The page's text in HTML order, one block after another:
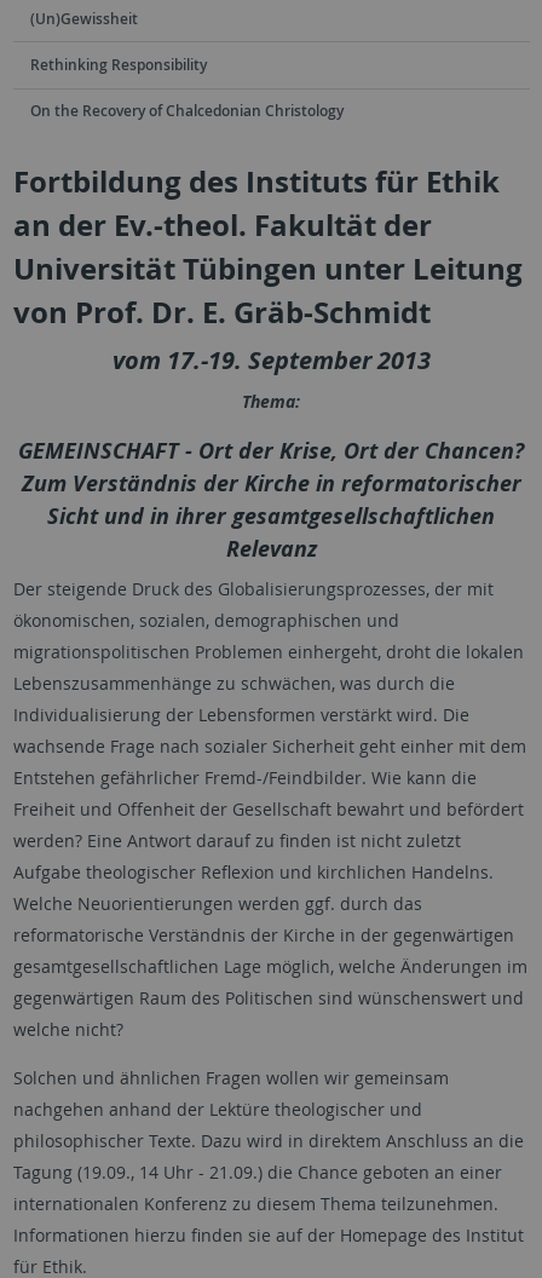
(Un)Gewissheit
Rethinking Responsibility
On the Recovery of Chalcedonian Christology
Fortbildung des Instituts für Ethik
an der Ev.-theol. Fakultät der
Universität Tübingen unter Leitung
von Prof. Dr. E. Gräb-Schmidt
vom 17.-19. September 2013
Thema:
GEMEINSCHAFT - Ort der Krise, Ort der Chancen?
Zum Verständnis der Kirche in reformatorischer
Sicht und in ihrer gesamtgesellschaftlichen
Relevanz
Der steigende Druck des Globalisierungsprozesses, der mit
ökonomischen, sozialen, demographischen und
migrationspolitischen Problemen einhergeht, droht die lokalen
Lebenszusammenhänge zu schwächen, was durch die
Individualisierung der Lebensformen verstärkt wird. Die
wachsende Frage nach sozialer Sicherheit geht einher mit dem
Entstehen gefährlicher Fremd-/Feindbilder. Wie kann die
Freiheit und Offenheit der Gesellschaft bewahrt und befördert
werden? Eine Antwort darauf zu finden ist nicht zuletzt
Aufgabe theologischer Reflexion und kirchlichen Handelns.
Welche Neuorientierungen werden ggf. durch das
reformatorische Verständnis der Kirche in der gegenwärtigen
gesamtgesellschaftlichen Lage möglich, welche Änderungen im
gegenwärtigen Raum des Politischen sind wünschenswert und
welche nicht?
Solchen und ähnlichen Fragen wollen wir gemeinsam
nachgehen anhand der Lektüre theologischer und
philosophischer Texte. Dazu wird in direktem Anschluss an die
Tagung (19.09., 14 Uhr - 21.09.) die Chance geboten an einer
internationalen Konferenz zu diesem Thema teilzunehmen.
Informationen hierzu finden sie auf der Homepage des Institut
für Ethik.